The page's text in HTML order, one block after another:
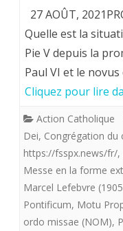
“Les
du
texte
la
vie
des
statut
de
la
depuis
la
réforme
liturgique
27 AOÛT,
Quelle est la
Pie V depuis la
Paul VI et le
Cliquez pour lire
Action Catholique
Dei, Congrégation du
https://fsspx.news/fr/,
Messe en la forme
Marcel Lefebvre
Pontificum, Motu
ordo missae (NOM),